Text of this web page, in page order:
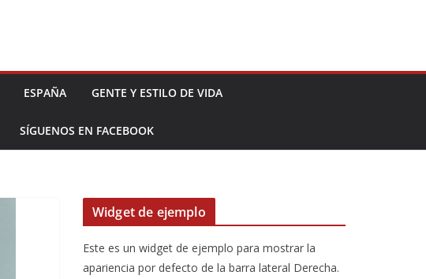
ESPAÑA GENTE Y ESTILO DE VIDA
SÍGUENOS EN FACEBOOK
Widget de ejemplo
Este es un widget de ejemplo para mostrar la
apariencia por defecto de la barra lateral Derecha.